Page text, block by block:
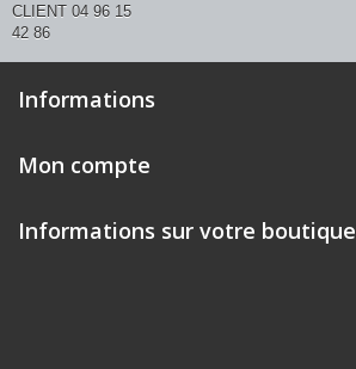
CLIENT 04 96 15
42 86
Informations
Mon compte
Informations sur votre boutique